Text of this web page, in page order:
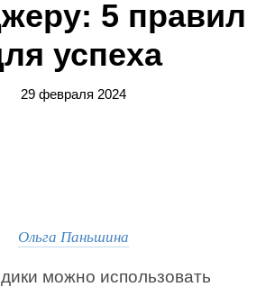
5 правил
успеха
29 февраля 2024
Ольга Паньшина
можно использовать